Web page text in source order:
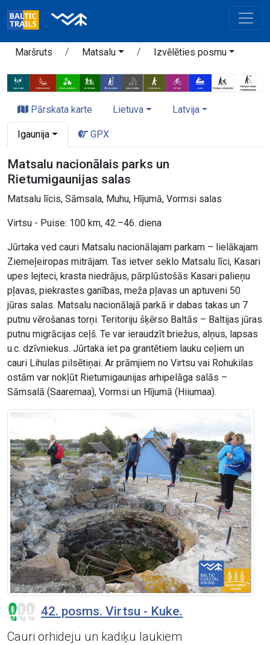
Maršruts Matsalu Izvēlēties posmu
Pārskata karte Lietuva Latvija
Igaunija GPX
Matsalu nacionālais parks un
Rietumigaunijas salas
Matsalu līcis, Sāmsala, Muhu, Hījumā, Vormsi salas
Virtsu - Puise: 100 km, 42.–46. diena
Jūrtaka ved cauri Matsalu nacionālajam parkam – lielākajam
Ziemeļeiropas mitrājam. Tas ietver seklo Matsalu līci, Kasari
upes lejteci, krasta niedrājus, pārplūstošās Kasari palieņu
pļavas, piekrastes ganības, meža pļavas un aptuveni 50
jūras salas. Matsalu nacionālajā parkā ir dabas takas un 7
putnu vērošanas torņi. Teritoriju šķērso Baltās – Baltijas jūras
putnu migrācijas ceļš. Te var ieraudzīt briežus, alņus, lapsas
u.c. dzīvniekus. Jūrtaka iet pa grantētiem lauku ceļiem un
cauri Lihulas pilsētiņai. Ar prāmjiem no Virtsu vai Rohukilas
ostām var nokļūt Rietumigaunijas arhipelāga salās –
Sāmsalā (Saaremaa), Vormsi un Hījumā (Hiiumaa).
42. posms. Virtsu - Kuke.
Cauri orhideju un kadiķu laukiem